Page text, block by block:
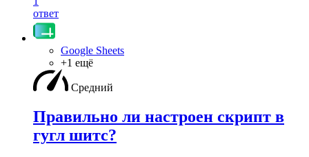
ответ
Google Sheets
+1 ещё
Средний
Правильно ли настроен скрипт в
гугл шитс?